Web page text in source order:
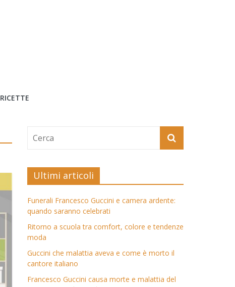
RICETTE
Ultimi articoli
Funerali Francesco Guccini e camera ardente:
quando saranno celebrati
Ritorno a scuola tra comfort, colore e tendenze
moda
Guccini che malattia aveva e come è morto il
cantore italiano
Francesco Guccini causa morte e malattia del